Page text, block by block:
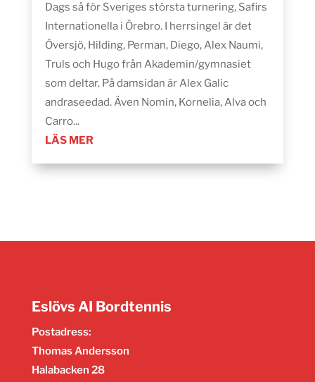
Dags så för Sveriges största turnering, Safirs
Internationella i Örebro. I herrsingel är det
Översjö, Hilding, Perman, Diego, Alex Naumi,
Truls och Hugo från Akademin/gymnasiet
som deltar. På damsidan är Alex Galic
andraseedad. Även Nomin, Kornelia, Alva och
Carro...
LÄS MER
Eslövs AI Bordtennis
Postadress:
Thomas Andersson
Halabacken 28